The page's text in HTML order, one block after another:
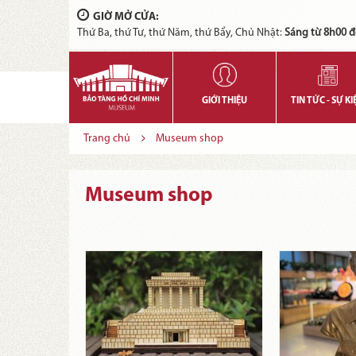
GIỜ MỞ CỬA:
Thứ Ba, thứ Tư, thứ Năm, thứ Bẩy, Chủ Nhật: Sáng từ 8h00
GIỚI THIỆU TIN TỨC - SỰ
Trang chủ Museum shop
Museum shop